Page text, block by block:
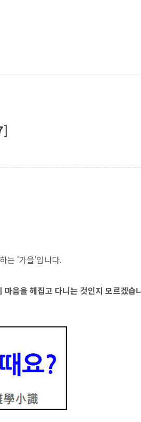
는 '가을'입니다.
음을 헤집고 다니는 것인지 모르겠습